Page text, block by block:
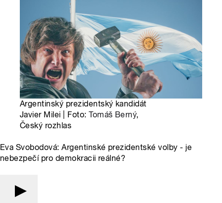
Argentinský prezidentský kandidát
Javier Milei | Foto:Tomáš Berný,
Český rozhlas
Eva Svobodová: Argentinské prezidentské volby - je
nebezpečí pro demokracii reálné?